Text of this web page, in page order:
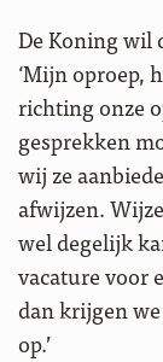
De Koning wil
‘Mijn oproep,
richting onze
gesprekken
wij ze
afwijzen.
wel degelijk
vacature voor
dan krijgen
op.’